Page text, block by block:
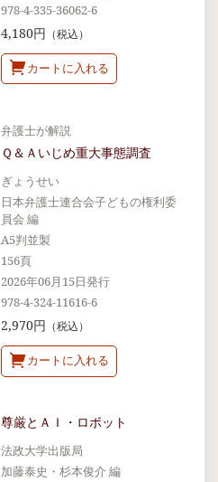
978-4-335-36062-6
4,180円 （税込）
カートに入れる
弁護士が解説
Ｑ＆Ａいじめ重大事態調査
ぎょうせい
日本弁護士連合会子どもの権利委
員会 編
A5判並製
156頁
2026年06月15日発行
978-4-324-11616-6
2,970円 （税込）
カートに入れる
尊厳とＡＩ・ロボット
法政大学出版局
加藤泰史・杉本俊介 編